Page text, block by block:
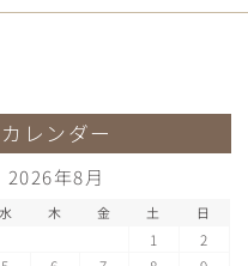
カレンダー
2026年8月
水 木 金 土 日
1
2